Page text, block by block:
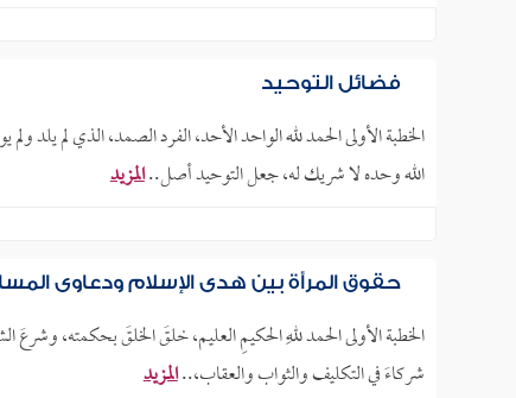
فضائل التوحيد
الخطبة الأولى الحمد لله الواحد الأحد، الفرد الصمد، الذي لم يلد
الله وحده لا شريك له، جعل التوحيد أصل..المزيد
حقوق المرأة بين هدي الإسلام ودعاوى
الخطبة الأولى الحمد للهِ الحكيمِ العليم، خلقَ الخلقَ بحكمته،
شركاءَ في التكليف والثواب والعقاب،..المزيد